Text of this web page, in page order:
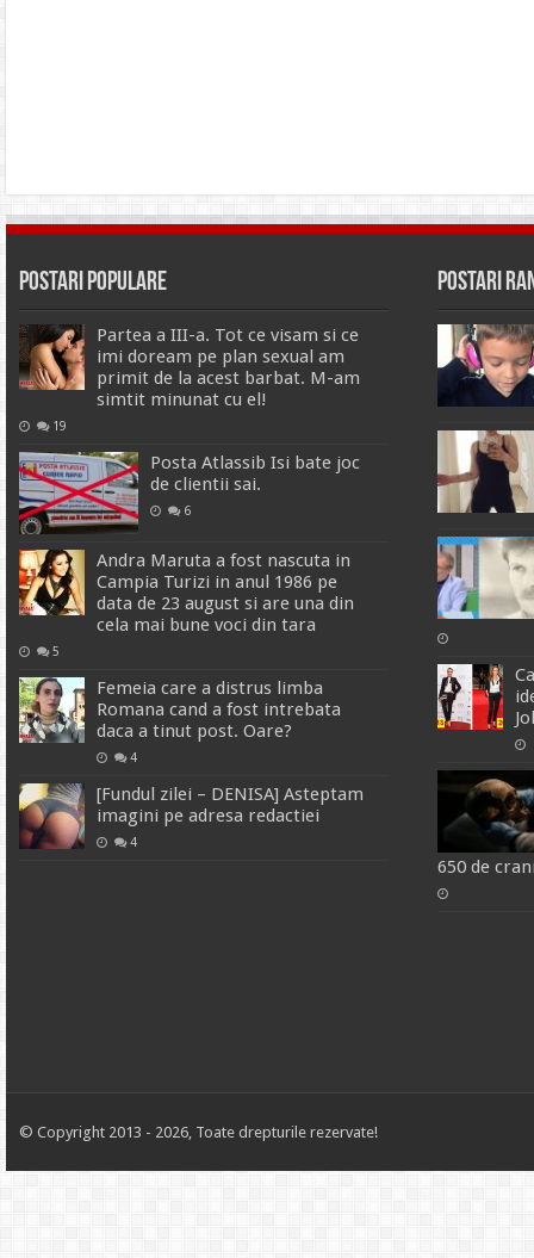
Postari Populare
Partea a III-a. Tot ce visam si ce
imi doream pe plan sexual am
primit de la acest barbat. M-am
simtit minunat cu el!
19
Posta Atlassib Isi bate joc
de clientii sai.
6
Andra Maruta a fost nascuta in
Campia Turizi in anul 1986 pe
data de 23 august si are una din
cela mai bune voci din tara
5
Femeia care a distrus limba
Romana cand a fost intrebata
daca a tinut post. Oare?
4
[Fundul zilei – DENISA] Asteptam
imagini pe adresa redactiei
4
Postari
650 de
© Copyright 2013 - 2026, Toate drepturile rezervate!